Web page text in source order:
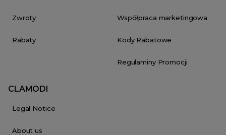
Zwroty
Rabaty
Współpraca marketingowa
Kody Rabatowe
Regulaminy Promocji
CLAMODI
Legal Notice
About us